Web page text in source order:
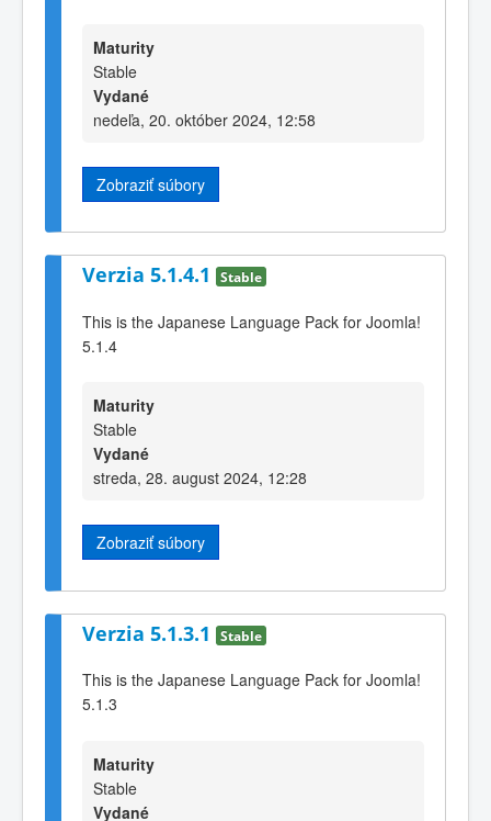
Maturity
Stable
Vydané
nedeľa, 20. október 2024, 12:58
Zobraziť súbory
Verzia 5.1.4.1 Stable
This is the Japanese Language Pack for Joomla!
5.1.4
Maturity
Stable
Vydané
streda, 28. august 2024, 12:28
Zobraziť súbory
Verzia 5.1.3.1 Stable
This is the Japanese Language Pack for Joomla!
5.1.3
Maturity
Stable
Vydané